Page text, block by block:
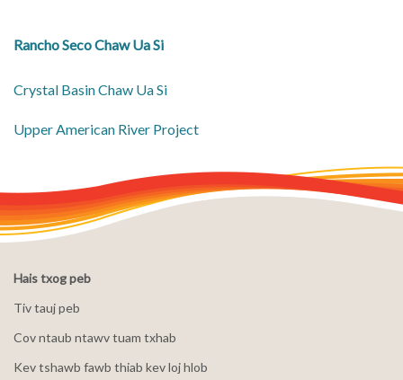
Rancho Seco Chaw Ua Si
Crystal Basin Chaw Ua Si
​Upper American River Project
Hais txog peb
Tiv tauj peb
Cov ntaub ntawv tuam txhab
Kev tshawb fawb thiab kev loj hlob